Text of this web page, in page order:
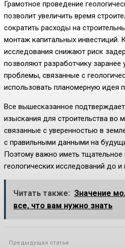
Грамотное проведение
позволит увеличить время
сократить расходы на
монтаж капитальных инвестиций.
исследования снижают риск
позволяют разработчику
проблемы, связанные с
использовать планомерную идея
Все вышесказанное подтверждает
изыскания для строительства
связанные с уверенностью в
с правильными данными на
Поэтому важно иметь тщательное
геологических исследований до и
Читать также: Значение
все, что вам нужно знать
Предыдущая статья